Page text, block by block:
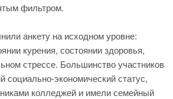
фильтром.
анкету на исходном уровне:
курения, состоянии здоровья,
стрессе. Большинство участников
социально-экономический статус,
колледжей и имели семейный